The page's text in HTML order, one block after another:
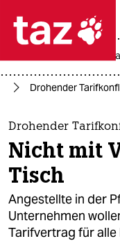

themen
politik
öko
gesellschaft
Drohender
Drohender
Nicht mit
Tisch
Angestellte in der
Unternehmen
Tarifvertrag für